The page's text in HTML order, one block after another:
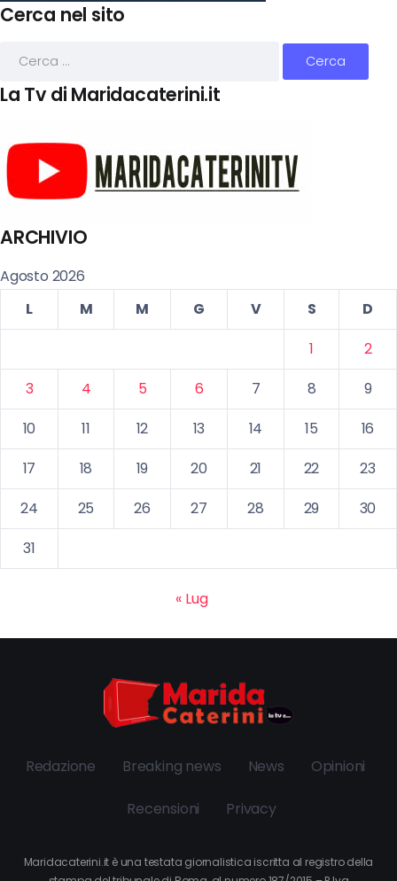
Cerca nel sito
La Tv di Maridacaterini.it
ARCHIVIO
Agosto 2026
L
M M G V S
D
1
2
3
4 5 6 7 8
9
10
11 12 13 14 15
16
17
18 19 20 21 22
23
24
25 26 27 28 29
30
31
« Lug
Redazione Breaking news News Opinioni
Recensioni Privacy
Maridacaterini.it è una testata giornalistica iscritta al registro della